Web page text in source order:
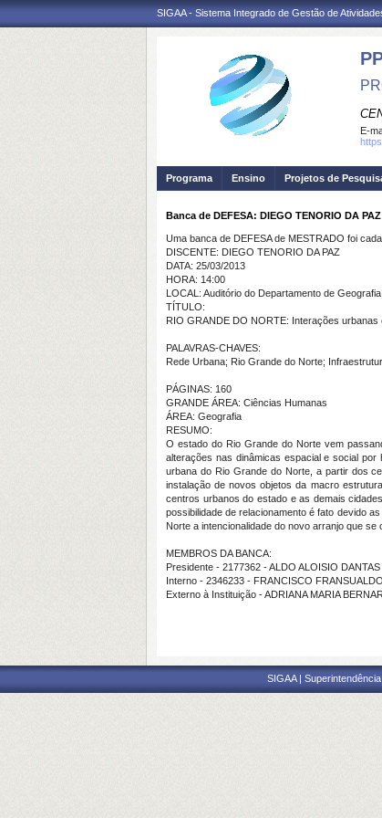
SIGAA - Sistema Integrado de Gestão de
E-
Programa Ensino Projetos de
Banca de DEFESA: DIEGO TENORIO DA PAZ
Uma banca de DEFESA de MESTRADO foi
DISCENTE: DIEGO TENORIO DA PAZ
DATA: 25/03/2013
HORA: 14:00
LOCAL: Auditório do Departamento de Geografia
TÍTULO:
RIO GRANDE DO NORTE: Interações urbanas
PALAVRAS-CHAVES:
Rede Urbana; Rio Grande do Norte;
PÁGINAS: 160
GRANDE ÁREA: Ciências Humanas
ÁREA: Geografia
RESUMO:
O estado do Rio Grande do Norte vem
alterações nas dinâmicas espacial e social
urbana do Rio Grande do Norte, a partir dos
instalação de novos objetos da macro
centros urbanos do estado e as demais
possibilidade de relacionamento é fato devido
Norte a intencionalidade do novo arranjo que
MEMBROS DA BANCA:
Presidente - 2177362 - ALDO ALOISIO DANTAS
Interno - 2346233 - FRANCISCO
Externo à Instituição - ADRIANA MARIA
SIGAA |